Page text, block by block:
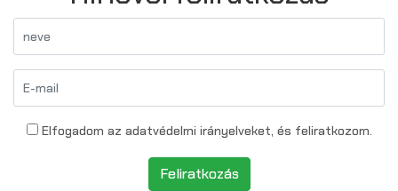
Elfogadom az adatvédelmi irányelveket, és feliratkozom.
Feliratkozás